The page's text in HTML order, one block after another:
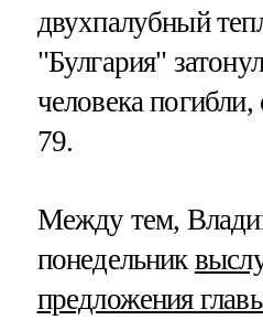
двухпалубный
"Булгария"
человека погибли,
79.
Между тем,
понедельник
предложения